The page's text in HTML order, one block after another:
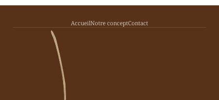
AccueilNotre conceptContact